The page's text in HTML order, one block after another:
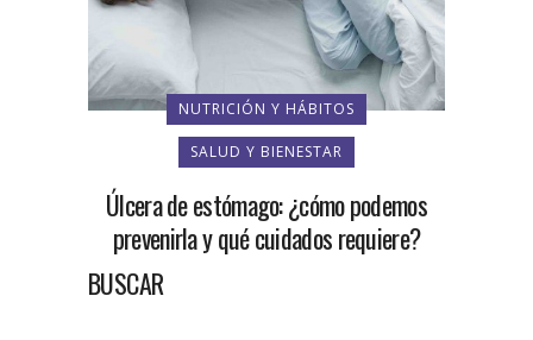
NUTRICIÓN Y HÁBITOS
SALUD Y BIENESTAR
Úlcera de estómago: ¿cómo podemos
prevenirla y qué cuidados requiere?
BUSCAR